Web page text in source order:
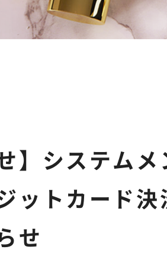
コンテンツサイト
せ
GUIDE
】システム
ットカード
せ